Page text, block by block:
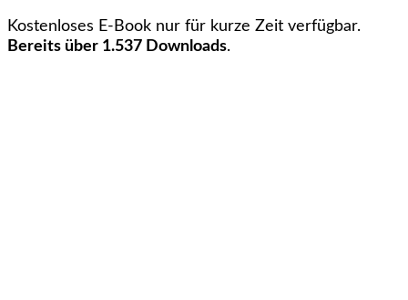
Kostenloses E-Book nur für kurze Zeit verfügbar.
Bereits über 1.537 Downloads.